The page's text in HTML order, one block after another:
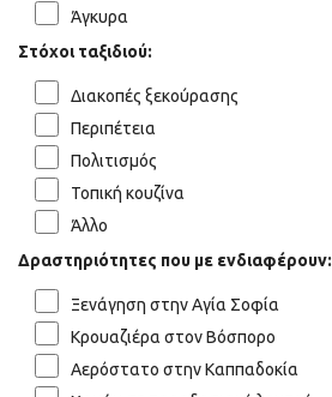
Άγκυρα
Στόχοι ταξιδιού:
Διακοπές ξεκούρασης
Περιπέτεια
Πολιτισμός
Τοπική κουζίνα
Άλλο
Δραστηριότητες που με ενδιαφέρουν:
Ξενάγηση στην Αγία Σοφία
Κρουαζιέρα στον Βόσπορο
Αερόστατο στην Καππαδοκία